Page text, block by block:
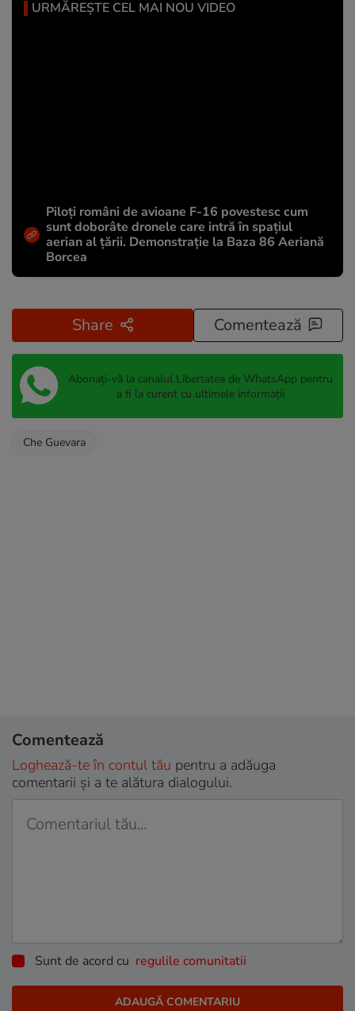
URMĂREȘTE CEL MAI NOU VIDEO
Piloți români de avioane F-16 povestesc cum
sunt doborâte dronele care intră în spațiul
aerian al țării. Demonstrație la Baza 86 Aeriană
Borcea
Share Comentează
Abonați-vă la canalul Libertatea de WhatsApp pentru
a fi la curent cu ultimele informații
Che Guevara
Comentează
Loghează-te în contul tău pentru a adăuga
comentarii și a te alătura dialogului.
Sunt de acord cu regulile comunitatii